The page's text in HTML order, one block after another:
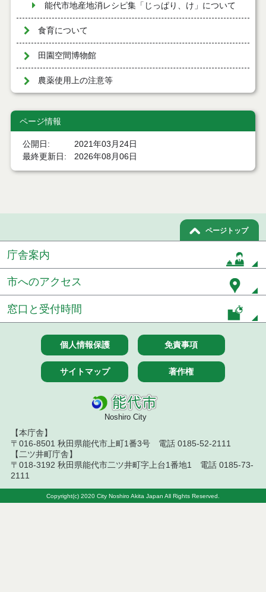
能代市地産地消レシピ集「じっぱり、け」について
食育について
田園空間博物館
農薬使用上の注意等
ページ情報
公開日
2021年03月24日
最終更新日
2026年08月06日
ページトップ
庁舎案内
市へのアクセス
窓口と受付時間
個人情報保護 免責事項
サイトマップ 著作権
Noshiro City
【本庁舎】
〒016-8501 秋田県能代市上町1番3号 電話 0185-52-2111
【二ツ井町庁舎】
〒018-3192 秋田県能代市二ツ井町字上台1番地1 電話 0185-73-
2111
Copyright(c) 2020 City Noshiro Akita Japan All Rights Reserved.